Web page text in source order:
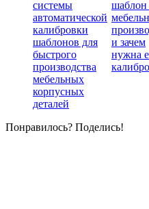
системы
автоматической
калибровки
шаблонов для
быстрого
производства
мебельных
корпусных
деталей
шаблон
и зачем
нужна
Понравилось? Поделись!